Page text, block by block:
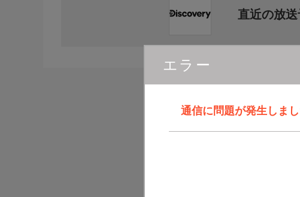
エラー
通信に問題が発生しま
直近の放